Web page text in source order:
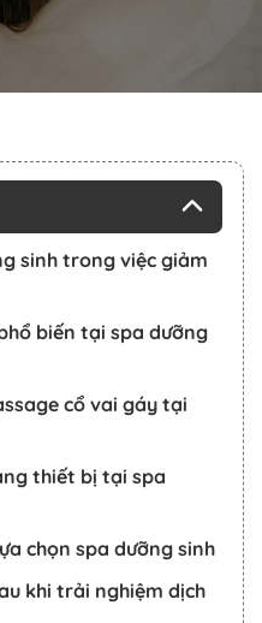
sinh trong việc giảm
biến tại spa dưỡng
cổ vai gáy tại
thiết bị tại spa
chọn spa dưỡng sinh
khi trải nghiệm dịch